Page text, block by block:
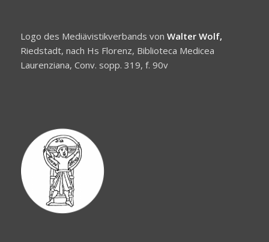
Logo des Mediävistikverbands von Walter Wolf,
Riedstadt, nach Hs Florenz, Biblioteca Medicea
Laurenziana, Conv. sopp. 319, f. 90v